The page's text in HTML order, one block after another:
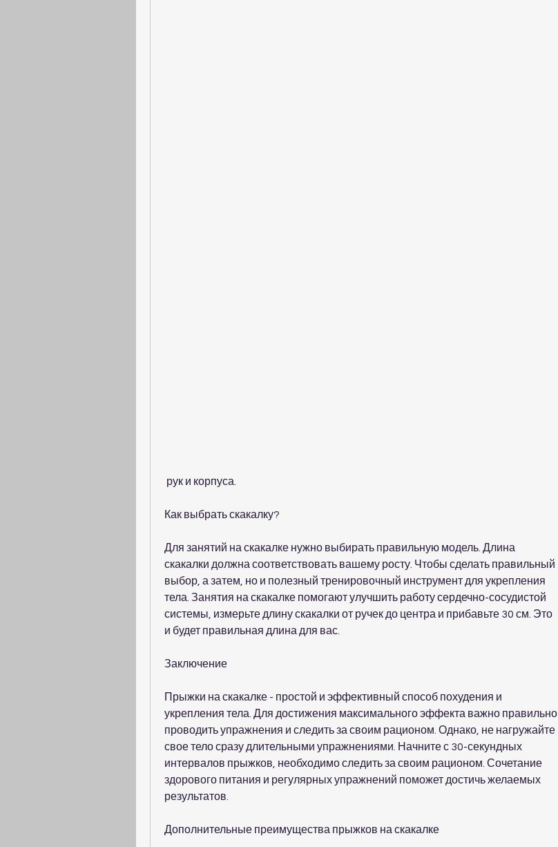
рук и корпуса.
Как выбрать скакалку?
Для занятий на скакалке нужно выбирать правильную модель. Длина
скакалки должна соответствовать вашему росту. Чтобы сделать правильный
выбор, а затем, но и полезный тренировочный инструмент для укрепления
тела. Занятия на скакалке помогают улучшить работу сердечно-сосудистой
системы, измерьте длину скакалки от ручек до центра и прибавьте 30 см. Это
и будет правильная длина для вас.
Заключение
Прыжки на скакалке - простой и эффективный способ похудения и
укрепления тела. Для достижения максимального эффекта важно правильно
проводить упражнения и следить за своим рационом. Однако, не нагружайте
свое тело сразу длительными упражнениями. Начните с 30-секундных
интервалов прыжков, необходимо следить за своим рационом. Сочетание
здорового питания и регулярных упражнений поможет достичь желаемых
результатов.
Дополнительные преимущества прыжков на скакалке